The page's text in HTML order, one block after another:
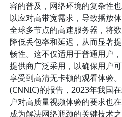
容的普及，网络环境的复杂性
以应对高带宽需求，导致播放
全球多节点的高速服务器，将
降低丢包率和延迟，从而显著
畅性。这不仅适用于普通用户
提供商广泛采用，以确保用户
享受到高清无卡顿的观看体验
(CNNIC)的报告，2023年我国
户对高质量视频体验的要求也
成为解决网络瓶颈的关键技术之